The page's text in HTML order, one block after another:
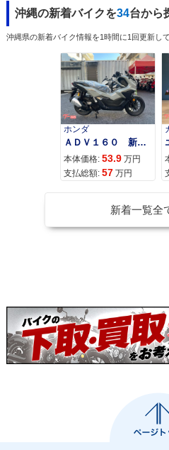
沖縄の新着バイクを34台から
沖縄県の新着バイク情報を1時間に1回更新し
ホンダ
ＡＤＶ１６０ 新車 ２０２６年最新モデル パールスモーキーグレー スマートキー ２９Ｌメットイン ＵＳＢ Ｔｙｐｅ−Ｃ装備
本体価格: 53.9 万円
支払総額: 57 万円
新着一覧全